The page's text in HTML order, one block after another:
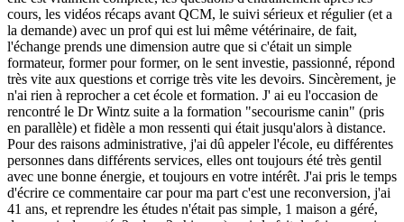
cours, les vidéos récaps avant QCM, le suivi sérieux et régulier (et a
la demande) avec un prof qui est lui même vétérinaire, de fait,
l'échange prends une dimension autre que si c'était un simple
formateur, former pour former, on le sent investie, passionné, répond
très vite aux questions et corrige très vite les devoirs. Sincèrement, je
n'ai rien à reprocher a cet école et formation. J' ai eu l'occasion de
rencontré le Dr Wintz suite a la formation "secourisme canin" (pris
en parallèle) et fidèle a mon ressenti qui était jusqu'alors à distance.
Pour des raisons administrative, j'ai dû appeler l'école, eu différentes
personnes dans différents services, elles ont toujours été très gentil
avec une bonne énergie, et toujours en votre intérêt. J'ai pris le temps
d'écrire ce commentaire car pour ma part c'est une reconversion, j'ai
41 ans, et reprendre les études n'était pas simple, 1 maison a géré,